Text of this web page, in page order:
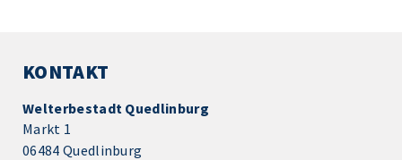
KONTAKT
Welterbestadt Quedlinburg
Markt 1
06484 Quedlinburg